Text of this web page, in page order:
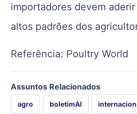
importadores devem
altos padrões dos
Referência: Poultry World
Assuntos Relacionados
agro boletimAI